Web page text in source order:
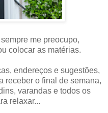
me preocupo,
colocar as matérias.
endereços e sugestões,
receber o final de semana,
varandas e todos os
relaxar...